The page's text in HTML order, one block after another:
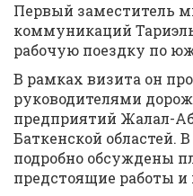
Первый заместитель
коммуникаций
рабочую поездку по
В рамках визита он
руководителями
предприятий Жалал-
Баткенской областей.
подробно обсуждены
предстоящие работы